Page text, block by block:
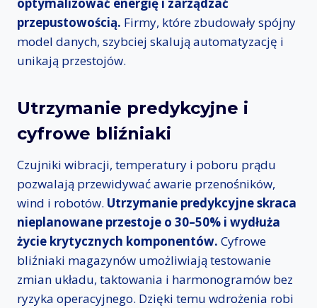
przepustowością. Firmy, które zbudowały spójny
model danych, szybciej skalują automatyzację i
unikają przestojów.
Utrzymanie predykcyjne i
cyfrowe bliźniaki
Czujniki wibracji, temperatury i poboru prądu
pozwalają przewidywać awarie przenośników,
wind i robotów. Utrzymanie predykcyjne skraca
nieplanowane przestoje o 30–50% i wydłuża
życie krytycznych komponentów. Cyfrowe
bliźniaki magazynów umożliwiają testowanie
zmian układu, taktowania i harmonogramów bez
ryzyka operacyjnego. Dzięki temu wdrożenia robi